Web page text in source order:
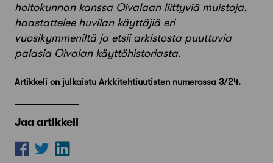
hoitokunnan kanssa Oivalaan liittyviä muistoja,
haastattelee huvilan käyttäjiä eri
vuosikymmeniltä ja etsii arkistosta puuttuvia
palasia Oivalan käyttöhistoriasta.
Artikkeli on julkaistu Arkkitehtiuutisten numerossa 3/24.
Jaa artikkeli